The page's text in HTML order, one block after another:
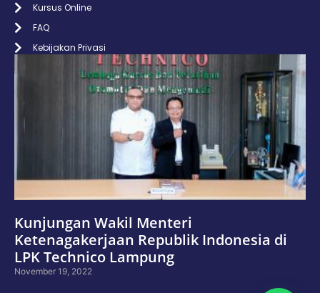
Kursus Online
FAQ
Kebijakan Privasi
Kunjungan Wakil Menteri
Ketenagakerjaan Republik Indonesia di
LPK Technico Lampung
November 19, 2022